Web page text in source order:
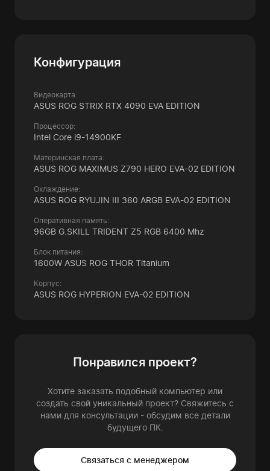
Конфигурация
Видеокарта:
ASUS ROG STRIX RTX 4090 EVA EDITION
Процессор:
Intel Core i9-14900KF
Материнская плата:
ASUS ROG MAXIMUS Z790 HERO EVA-02 EDITION
Охлаждение:
ASUS ROG RYUJIN III 360 ARGB EVA-02 EDITION
Оперативная память:
96GB G.SKILL TRIDENT Z5 RGB 6400 Mhz
Блок питания:
1600W ASUS ROG THOR Titanium
Корпус:
ASUS ROG HYPERION EVA-02 EDITION
Понравился проект?
Хотите заказать подобный компьютер или
создать свой уникальный проект? Свяжитесь с
нами для консультации - обсудим все детали
будущего ПК.
Связаться с менеджером